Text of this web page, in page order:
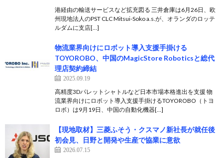
港経由の輸送サービスなど拡充図る 三井倉庫は6月26日、欧
州現地法人のPST CLC Mitsui-Soko a.s.が、オランダのロッテ
ルダムに支店[…]
物流業界向けにロボット導入支援手掛ける
TOYOROBO、中国のMagicStore Roboticsと総代
理店契約締結
2025.09.19
高精度3Dパレットシャトルなど日本市場本格進出を支援 物
流業界向けにロボット導入支援手掛けるTOYOROBO（トヨ
ロボ）は9月19日、中国の自動化機器[…]
【現地取材】三菱ふそう・クスマノ新社長が就任後
初会見、日野と開発や生産で協業に意欲
2026.07.15